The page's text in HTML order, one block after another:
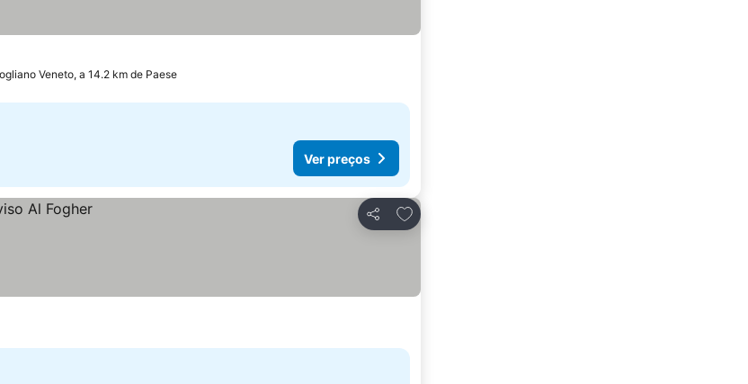
Veneto, a 14.2 km de Paese
Ver preços
Partilhar
Adicionar aos favoritos